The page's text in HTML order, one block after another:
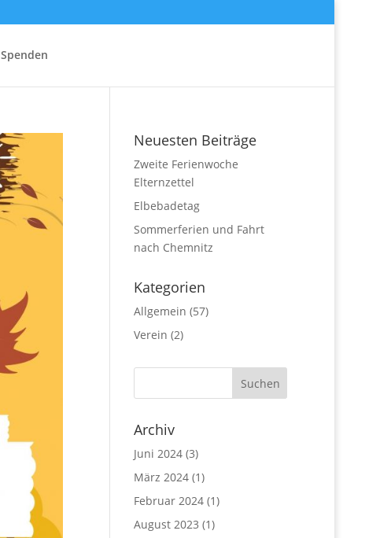
Spenden
Neuesten Beiträge
Zweite Ferienwoche
Elternzettel
Elbebadetag
Sommerferien und Fahrt
nach Chemnitz
Kategorien
Allgemein (57)
Verein (2)
Archiv
Juni 2024(3)
März 2024(1)
Februar 2024(1)
August 2023 (1)